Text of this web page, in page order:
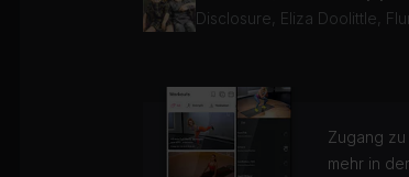
Disclosure, Eliza Doolittle,
Zugang
mehr in